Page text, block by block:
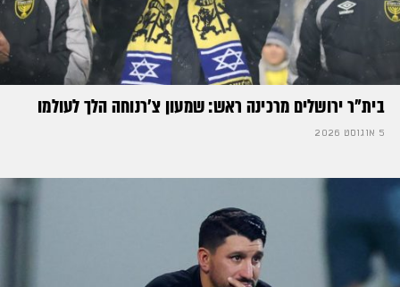
בית"ר ירושלים מרכינה ראש: שמעון צ'רנוחה הלך לעולמו
5 אוגוסט 2026